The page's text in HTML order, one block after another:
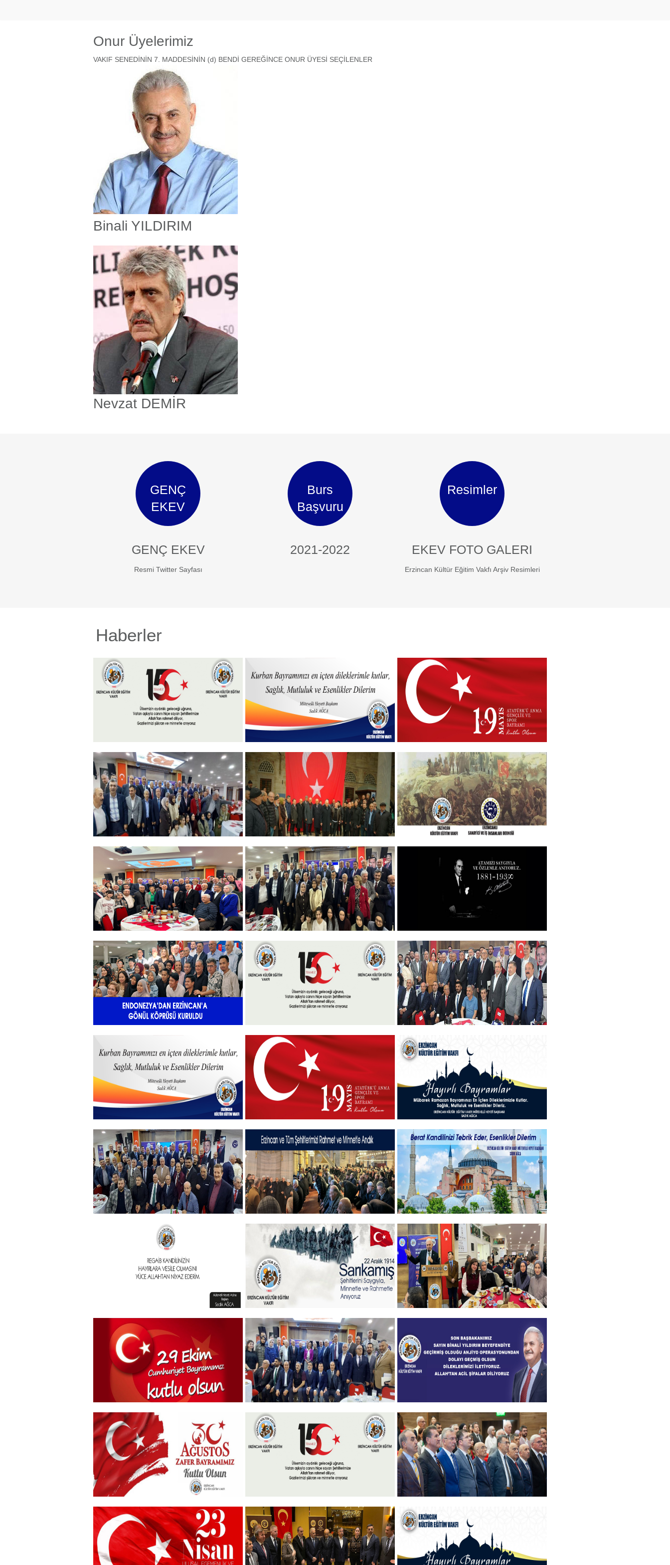
Onur Üyelerimiz
VAKIF SENEDİNİN 7. MADDESİNİN (d) BENDİ GEREĞİNCE ONUR ÜYESİ SEÇİLENLER
Binali YILDIRIM
Nevzat DEMİR
GENÇ
EKEV
GENÇ EKEV
Resmi Twitter Sayfası
Burs
Başvuru
2021-2022
Resimler
EKEV FOTO GALERI
Erzincan Kültür Eğitim Vakfı Arşiv Resimleri
Haberler
15 Temmuz 2026
+
Hayırlı Bayramlar
+
19 MAYIS 2026
+
ERZİNCANLILAR EKEV’İN
GELENEKSEL İFTAR
YEMEĞİNDE BULUŞTU
+
GELENEKSEL ŞEHİTLERİMİZİ
ANMA PROGRAMI
DÜZENLEDİK
+
ERZINCAN VE TÜM SEHITLERI
ANMA PROGRAMI
+
Sadık Ağça Yeniden Başkan
Seçildi
+
Vakfımızın 2025-2026 Yılı Burs
Toplantısı Yapıldı.
+
10 KASIM
+
köprüsü
+
15 Temmuz 2025
+
Vakfımızdan Teşekkür Belgesi
Takdim Programı
+
Kurban Bayramı
+
19 MAYIS 2025
+
Hayırlı Bayramlar
+
Geleneksel İftar Programımız
+
Şehitlerimizi Rahmet ve Minnetle
Andık...
+
Vakıf Başkanımızdan Kandil
mesajı
+
Vakıf Başkanımızdan Kandil
mesajı
+
Sehitlerimizi Rahmetle Anıyoruz
+
öğrencilerimizle kahvaltı
Programı
+
29 Ekim Cumhuriyet Bayramı
+
2024-2025 Burs Toplantısında
7000 Yakın Taahhüt alındı
+
Geçmiş Olsun Mesajı
+
30 Ağustos Zafer Bayramı
+
15 Temmuz 2024
+
Akademik Bilim, Sanat ve Spor
Ödülleri” Sahiplerini Buldu.
+